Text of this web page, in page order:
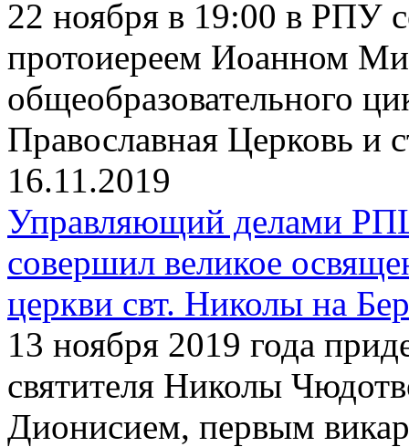
22 ноября в 19:00 в РПУ
протоиереем Иоанном
общеобразовательного
Православная Церковь и
16.11.2019
Управляющий делами
совершил великое
церкви свт. Николы на
13 ноября 2019 года
святителя Николы
Дионисием, первым